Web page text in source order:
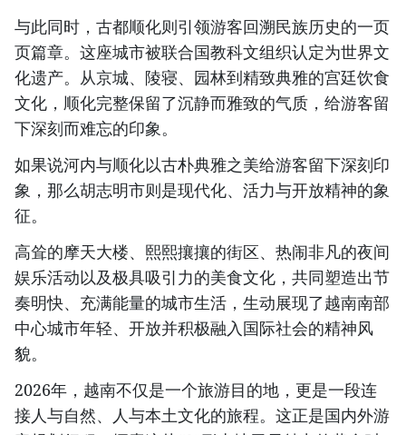
与此同时，古都顺化则引领游客回溯民族历史的一页
页篇章。这座城市被联合国教科文组织认定为世界文
化遗产。从京城、陵寝、园林到精致典雅的宫廷饮食
文化，顺化完整保留了沉静而雅致的气质，给游客留
下深刻而难忘的印象。
如果说河内与顺化以古朴典雅之美给游客留下深刻印
象，那么胡志明市则是现代化、活力与开放精神的象
征。
高耸的摩天大楼、熙熙攘攘的街区、热闹非凡的夜间
娱乐活动以及极具吸引力的美食文化，共同塑造出节
奏明快、充满能量的城市生活，生动展现了越南南部
中心城市年轻、开放并积极融入国际社会的精神风
貌。
2026年，越南不仅是一个旅游目的地，更是一段连
接人与自然、人与本土文化的旅程。这正是国内外游